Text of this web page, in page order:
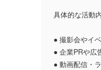
具体的な活動
● 撮影会やイ
● 企業PRや広
● 動画配信・